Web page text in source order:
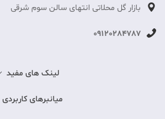
بازار گل محلاتی انتهای سالن سوم شرقی
09120284787
لینک های مفید
میانبرهای کاربردی